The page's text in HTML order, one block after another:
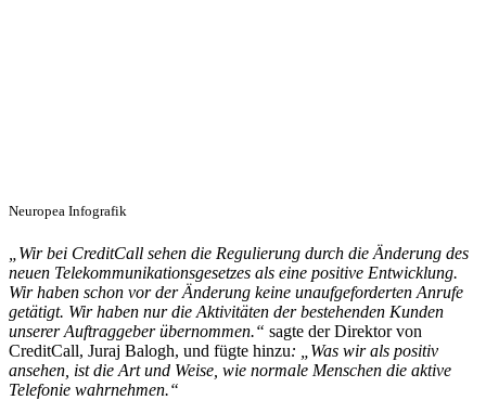
Neuropea Infografik
„Wir bei CreditCall sehen die Regulierung durch die Änderung des
neuen Telekommunikationsgesetzes als eine positive Entwicklung.
Wir haben schon vor der Änderung keine unaufgeforderten Anrufe
getätigt. Wir haben nur die Aktivitäten der bestehenden Kunden
unserer Auftraggeber übernommen.“ sagte der Direktor von
CreditCall, Juraj Balogh, und fügte hinzu: „Was wir als positiv
ansehen, ist die Art und Weise, wie normale Menschen die aktive
Telefonie wahrnehmen.“